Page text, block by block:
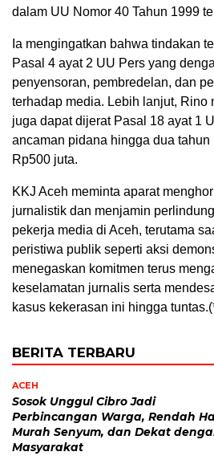
dalam UU Nomor 40 Tahun 1999
Ia mengingatkan bahwa tindakan
Pasal 4 ayat 2 UU Pers yang
penyensoran, pembredelan, dan
terhadap media. Lebih lanjut, Rino
juga dapat dijerat Pasal 18 ayat 1
ancaman pidana hingga dua tahun
Rp500 juta.
KKJ Aceh meminta aparat
jurnalistik dan menjamin
pekerja media di Aceh, terutama
peristiwa publik seperti aksi
menegaskan komitmen terus
keselamatan jurnalis serta
kasus kekerasan ini hingga
BERITA TERBARU
ACEH
Sosok Unggul Cibro Jadi
Perbincangan Warga, Rendah
Murah Senyum, dan Dekat
Masyarakat